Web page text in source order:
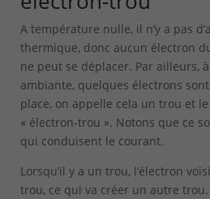
A température nulle, il n’y a pas
thermique, donc aucun électron
ne peut se déplacer. Par ailleurs,
ambiante, quelques électrons
place, on appelle cela un trou et
« électron-trou ». Notons que ce
qui conduisent le courant.
Lorsqu’il y a un trou, l’électron
trou, ce qui va créer un autre